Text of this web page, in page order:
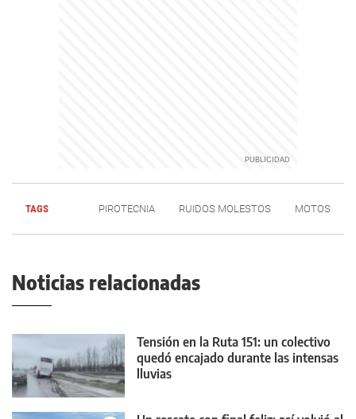
TAGS PIROTECNIA RUIDOS MOLESTOS MOTOS
Noticias relacionadas
Tensión en la Ruta 151: un colectivo
quedó encajado durante las intensas
lluvias